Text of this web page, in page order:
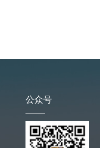
公众号